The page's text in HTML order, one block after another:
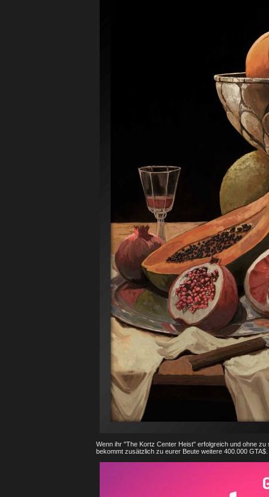
Wenn ihr "The Kortz Center Heist" erfolgreich und ohne
bekommt zusätzlich zu eurer Beute weitere 400.000 GTA$.